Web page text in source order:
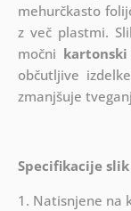
mehurčkasto
z več plastmi.
močni
občutljive
zmanjšuje
Specifikacije
1. Natisnjene na